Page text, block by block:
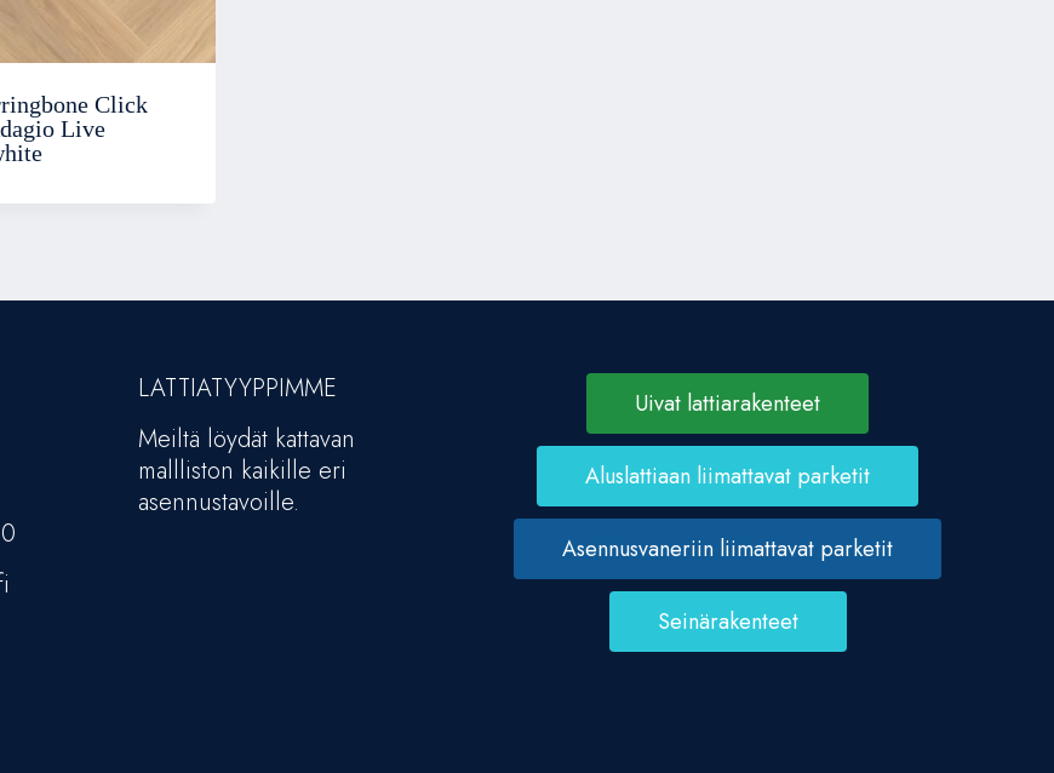
Click
Live
LATTIATYYPPIMME
Meiltä löydät kattavan
mallliston kaikille eri
asennustavoille.
Uivat lattiarakenteet
Aluslattiaan liimattavat parketit
Asennusvaneriin liimattavat parketit
Seinärakenteet